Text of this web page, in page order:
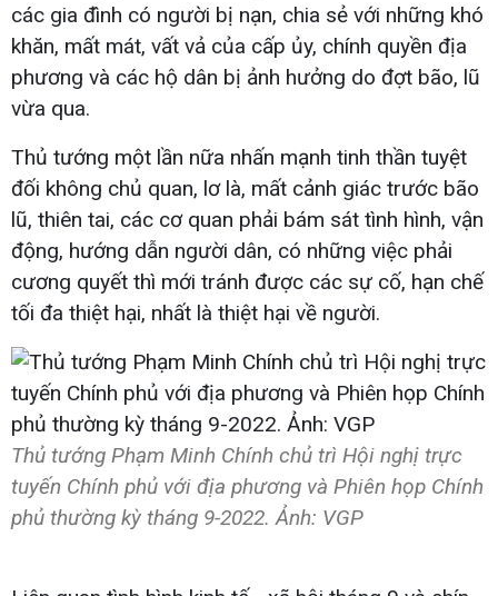
các gia đình có người bị nạn, chia sẻ với những khó
khăn, mất mát, vất vả của cấp ủy, chính quyền địa
phương và các hộ dân bị ảnh hưởng do đợt bão, lũ
vừa qua.
Thủ tướng một lần nữa nhấn mạnh tinh thần tuyệt
đối không chủ quan, lơ là, mất cảnh giác trước bão
lũ, thiên tai, các cơ quan phải bám sát tình hình, vận
động, hướng dẫn người dân, có những việc phải
cương quyết thì mới tránh được các sự cố, hạn chế
tối đa thiệt hại, nhất là thiệt hại về người.
Thủ tướng Phạm Minh Chính chủ trì Hội nghị trực
tuyến Chính phủ với địa phương và Phiên họp Chính
phủ thường kỳ tháng 9-2022. Ảnh: VGP